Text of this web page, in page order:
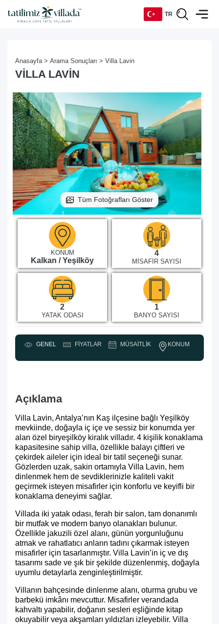
TR
Anasayfa > Arama Sonuçları > Villa Lavin
VILLA LAVIN
Tüm Fotoğrafları Göster
KONUM
Kalkan / Yeşilköy
4
MISAFIR SAYISI
2
YATAK ODASI
1
BANYO SAYISI
GENEL FIYATLAR MÜSAITLIK KONUM
Açıklama
Villa Lavin, Antalya’nın Kaş ilçesine bağlı Yeşilköy
mevkiinde, doğayla iç içe ve sessiz bir konumda yer
alan özel biryeşilköy kiralık villadır. 4 kişilik konaklama
kapasitesine sahip villa, özellikle balayı çiftleri ve
çekirdek aileler için ideal bir tatil seçeneği sunar.
Gözlerden uzak, sakin ortamıyla Villa Lavin, hem
dinlenmek hem de sevdiklerinizle kaliteli vakit
geçirmek isteyen misafirler için konforlu ve keyifli bir
konaklama deneyimi sağlar.
Villada iki yatak odası, ferah bir salon, tam donanımlı
bir mutfak ve modern banyo olanakları bulunur.
Özellikle jakuzili özel alanı, günün yorgunluğunu
atmak ve rahatlatıcı anların tadını çıkarmak isteyen
misafirler için tasarlanmıştır. Villa Lavin’in iç ve dış
tasarımı sade ve şık bir şekilde düzenlenmiş, doğayla
uyumlu detaylarla zenginleştirilmiştir.
Villanın bahçesinde dinlenme alanı, oturma grubu ve
barbekü imkânı mevcuttur. Misafirler verandada
kahvaltı yapabilir, doğanın sesleri eşliğinde kitap
okuyabilir veya akşamları yıldızları izleyebilir. Villa